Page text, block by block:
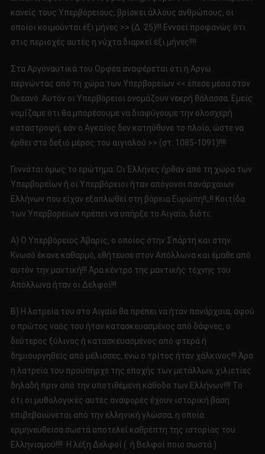
κανείς τους Υπερβόρειους, βρίσκει άλλους ανθρώπους, οι
οποίοι κοιμούνται έξι μήνες >> (Δ. 25)!!! Εννοεί προφανώς ότι
στις περιοχές αυτές η νύχτα διαρκεί έξι μήνες!!!!
Στα Αργοναυτικά του Ορφέα αναφέρεται ότι η Αργώ
περνώντας από τη χώρα των Υπερβορείων << έπεσε μέσα στον
Ωκεανό. Αυτόν οι Υπερβόρειοι ονομάζουν νεκρή θάλασσα. Εμείς
νομίζαμε ότι θα μπορέσουμε να διαφύγουμε την ολοσχερή
καταστροφή, εάν ο Αγκαίος δεν κατηύθυνε το πλοίο, ώστε να
έρθει στο δεξιό μέρος του αιγιαλού >> (στ. 1085-1091)!!!!
Γεννάται όμως το ερώτημα: Οι Έλληνες ήρθαν από τη χώρα των
Υπερβορείων ή οι Υπερβόρειοι ήταν απόγονοι πανάρχαιων
Ελλήνων που είχαν εξαπλωθεί στη βόρεια Ευρώπη!!;;!! Κοιτίδα
των Υπερβορείων πρέπει να υπήρξε το Αιγαίο, διότι:
Α) Ο Υπερβόρειος Άβαρις, ο οποίος στην Σπάρτη και στην
Κνωσό έκανε καθαρμό, εθήτευσε στον Απόλλωνα και έμαθε από
αυτόν την μαντική!!! Άρα κέντρο της μαντικής τέχνης του
Απόλλωνα ήταν οι Δελφοί!!!
Β) Η λατρεία του στο Αιγαίο θα πρέπει να ήταν πανάρχαια, αφού
ο πρώτος ναός του ήταν κατασκευασμένος από δάφνες, ο
δεύτερος ξύλινος ή κατασκευασμένος από φτερά ή
δημιουργηθείς από μέλισσες, ενώ ο τρίτος ήταν χάλκινος!!! Άρα
η λατρεία του προϋπήρχε της εποχής των μετάλλων, χιλιετίες
δηλαδή πριν από την υποτιθέμενη κάθοδο των Ελλήνων!!!! Το
ότι οι μυθολογικές αυτές αναφορές έχουν ιστορική βάση
επιβεβαιώνεται από την ελληνική γλώσσα, η οποία
ερμηνευθείσα σωστά αποτελεί καθρέπτη της ιστορίας του
Ελληνισμού!!!! Η λέξη Δελφοί ( ή Βελφοί ποιο σωστά )